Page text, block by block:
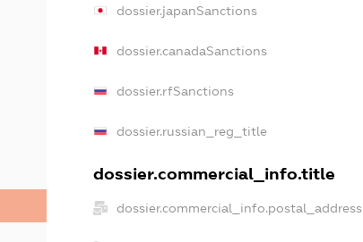
dossier.japanSanctions
dossier.canadaSanctions
dossier.rfSanctions
dossier.russian_reg_title
dossier.commercial_info.title
dossier.commercial_info.postal_address